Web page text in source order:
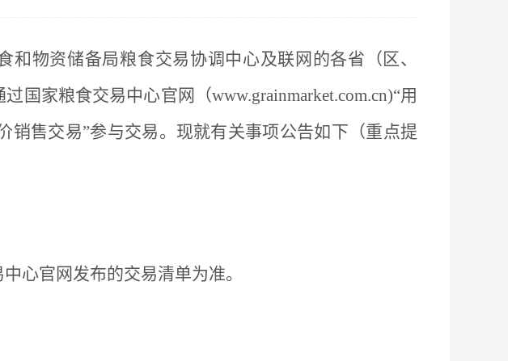
和物资储备局粮食交易协调中心及联网的各省（区、
国家粮食交易中心官网（www.grainmarket.com.cn)“用
销售交易”参与交易。现就有关事项公告如下 （重点提
心官网发布的交易清单为准。